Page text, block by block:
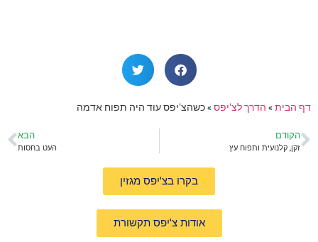
דף הבית» הדרך לצ'יפס»כשהצ'יפס עוד היה תפוח אדמה
הקודם
זקן, קלנועית ותפוח עץ
הבא
העט בחסות
בקרו בצ'יפס מגזין
אודות צ'יפס תקשורת